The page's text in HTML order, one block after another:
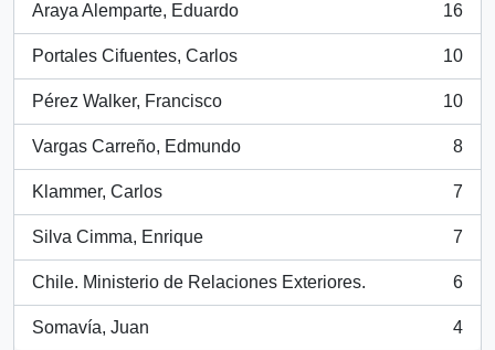
Araya Alemparte, Eduardo
, 16 resultados
16
Portales Cifuentes, Carlos
, 10 resultados
10
Pérez Walker, Francisco
, 10 resultados
10
Vargas Carreño, Edmundo
, 8 resultados
8
Klammer, Carlos
, 7 resultados
7
Silva Cimma, Enrique
, 7 resultados
7
Chile. Ministerio de Relaciones Exteriores.
, 6 resultados
6
Somavía, Juan
, 4 resultados
4